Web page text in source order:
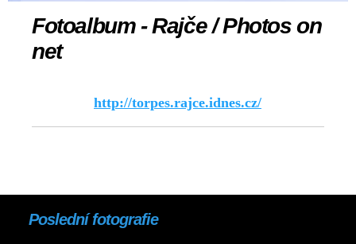
Fotoalbum - Rajče / Photos on
net
http://torpes.rajce.idnes.cz/
Poslední fotografie